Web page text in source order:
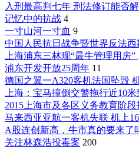
入刑最高判七年 刑法修订能否
记忆中的抗战 4
一寸山河一寸血 9
中国人民抗日战争暨世界反法
上海浦东三林现“最牛管理用房”
浦东开发开放25周年 11
德国之翼一A320客机法国坠毁
上海：宝马撞倒交警拖行近10
2015上海市及各区义务教育阶
马来西亚亚航一客机失联 机上
A股连创新高，牛市真的要来了
关注林森浩投毒案 200